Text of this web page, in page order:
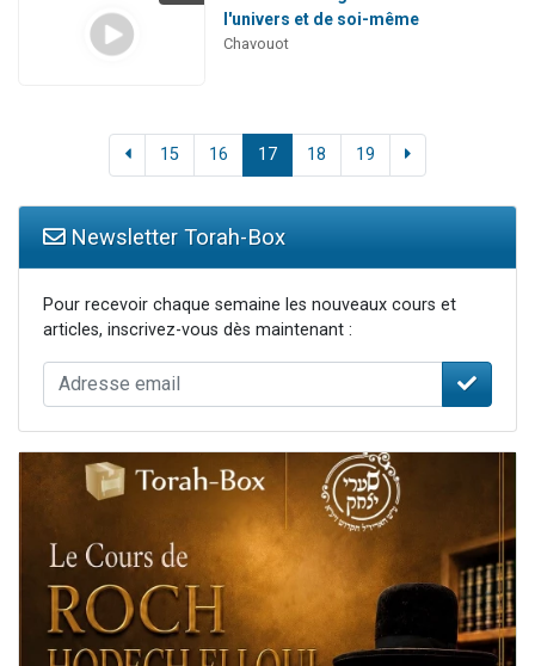
l'univers et de soi-même
Chavouot
15 16 17 18 19
Newsletter Torah-Box
Pour recevoir chaque semaine les nouveaux cours et
articles, inscrivez-vous dès maintenant :